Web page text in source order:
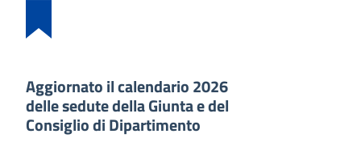
Aggiornato il calendario 2026
delle sedute della Giunta e del
Consiglio di Dipartimento